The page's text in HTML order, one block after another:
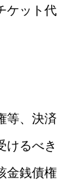
ット代
等、決済
けるべき
金銭債権